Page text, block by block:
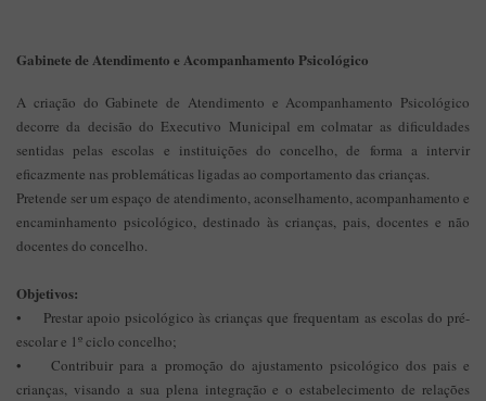
Gabinete de Atendimento e Acompanhamento Psicológico
A criação do Gabinete de Atendimento e Acompanhamento Psicológico
decorre da decisão do Executivo Municipal em colmatar as dificuldades
sentidas pelas escolas e instituições do concelho, de forma a intervir
eficazmente nas problemáticas ligadas ao comportamento das crianças.
Pretende ser um espaço de atendimento, aconselhamento, acompanhamento e
encaminhamento psicológico, destinado às crianças, pais, docentes e não
docentes do concelho.
Objetivos:
• Prestar apoio psicológico às crianças que frequentam as escolas do pré-
escolar e 1º ciclo concelho;
• Contribuir para a promoção do ajustamento psicológico dos pais e
crianças, visando a sua plena integração e o estabelecimento de relações